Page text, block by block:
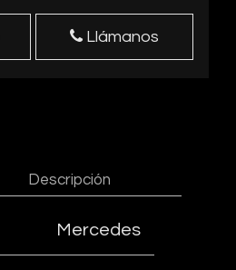
Llámanos
Descripción
Mercedes